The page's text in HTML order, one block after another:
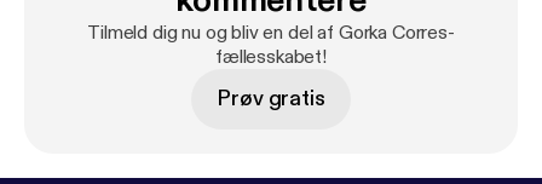
cadena --------------------------------------------------
-------------------------------- Este capítulo así como
"Páginas Web Vitoria" que les podéis encontrar aquí:
Tilmeld dig nu og bliv en del af Gorka Corres-
fællesskabet!
Prøv gratis